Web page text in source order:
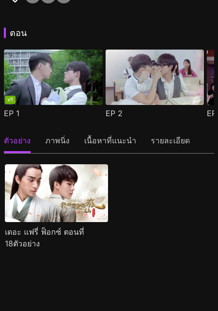
ตอน
ฟรี
EP 1 EP 2
ตัวอย่าง ภาพนิ่ง เนื้อหาที่แนะนำ รายละเอียด
เดอะ แฟรี่ ฟ็อกซ์ ตอนที่
18ตัวอย่าง